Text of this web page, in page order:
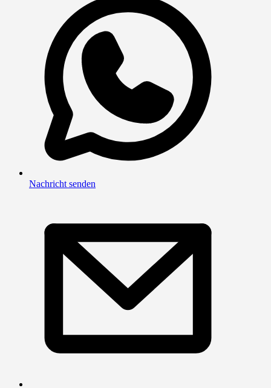
Nachricht senden